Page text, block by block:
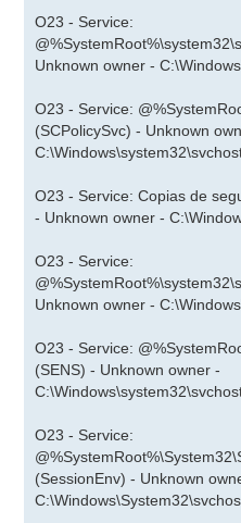
O23 - Service:
Unknown owner -
O23 - Service:
(SCPolicySvc) - Unknown
O23 - Service: Copias de
- Unknown owner -
O23 - Service:
Unknown owner -
O23 - Service:
(SENS) - Unknown owner -
O23 - Service:
(SessionEnv) - Unknown